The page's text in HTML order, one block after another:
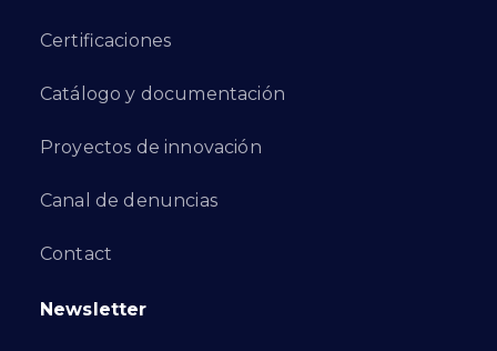
Certificaciones
Catálogo y documentación
Proyectos de innovación
Canal de denuncias
Contact
Newsletter